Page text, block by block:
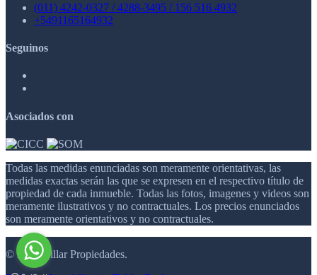
(011) 4242-0327 / 4288-3495 / 156 516 4932
+5491165164932
Seguinos
Asociados con
Todas las medidas enunciadas son meramente orientativas, las
medidas exactas serán las que se expresen en el respectivo título de
propiedad de cada inmueble. Todas las fotos, imagenes y videos son
meramente ilustrativos y no contractuales. Los precios enunciados
son meramente orientativos y no contractuales.
© 2026 Villar Propiedades.